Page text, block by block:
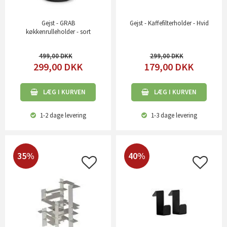
Gejst - GRAB
køkkenrulleholder - sort
499,00
299,00 DKK
LÆG I KURVEN
1-2 dagelevering
Gejst - Kaffefilterholder - Hvid
299,00
179,00 DKK
LÆG I KURVEN
1-3 dagelevering
35% 40%